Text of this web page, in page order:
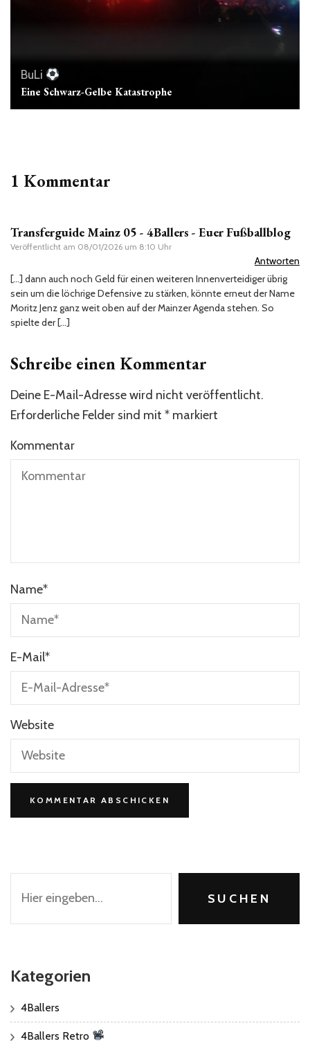
BuLi
Eine Schwarz-Gelbe Katastrophe
1 Kommentar
Transferguide Mainz 05 - 4Ballers - Euer Fußballblog
Veröffentlicht am 08/01/2026 um 8:10 Uhr
Antworten
[…] dann auch noch Geld für einen weiteren Innenverteidiger übrig
sein um die löchrige Defensive zu stärken, könnte erneut der Name
Moritz Jenz ganz weit oben auf der Mainzer Agenda stehen. So
spielte der […]
Schreibe einen Kommentar
Deine E-Mail-Adresse wird nicht veröffentlicht.
Erforderliche Felder sind mit * markiert
Kommentar
Name*
E-Mail*
Website
SUCHEN
Kategorien
4Ballers
4Ballers Retro